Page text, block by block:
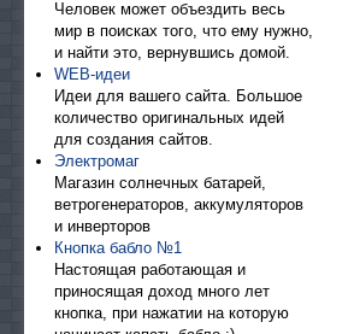
Человек может объездить весь
мир в поисках того, что ему нужно,
и найти это, вернувшись домой.
WEB-идеи
Идеи для вашего сайта. Большое
количество оригинальных идей
для создания сайтов.
Электромаг
Магазин солнечных батарей,
ветрогенераторов, аккумуляторов
и инверторов
Кнопка бабло №1
Настоящая работающая и
приносящая доход много лет
кнопка, при нажатии на которую